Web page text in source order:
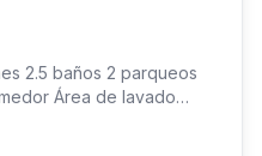
2.5 baños 2 parqueos
Área de lavado
Niños - 2 Ascensores
Cancha de padel -